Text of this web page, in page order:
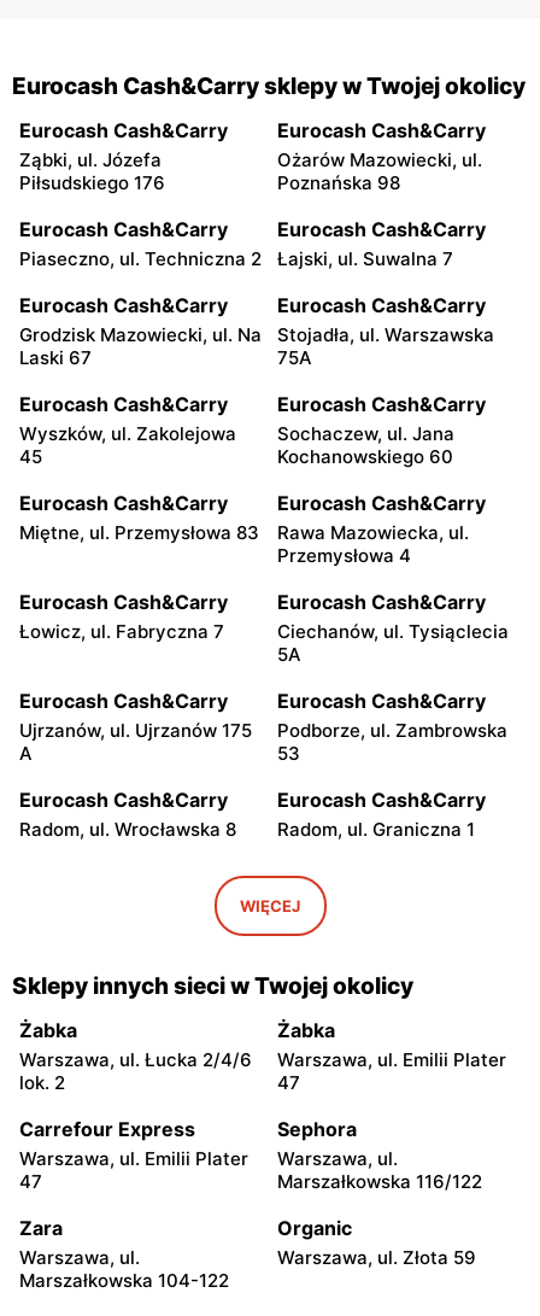
Eurocash Cash&Carry sklepy w Twojej okolicy
Eurocash Cash&Carry
Ząbki, ul. Józefa
Piłsudskiego 176
Eurocash Cash&Carry
Ożarów Mazowiecki, ul.
Poznańska 98
Eurocash Cash&Carry
Piaseczno, ul. Techniczna 2
Eurocash Cash&Carry
Łajski, ul. Suwalna 7
Eurocash Cash&Carry
Grodzisk Mazowiecki, ul. Na
Laski 67
Eurocash Cash&Carry
Stojadła, ul. Warszawska
75A
Eurocash Cash&Carry
Wyszków, ul. Zakolejowa
45
Eurocash Cash&Carry
Sochaczew, ul. Jana
Kochanowskiego 60
Eurocash Cash&Carry
Miętne, ul. Przemysłowa 83
Eurocash Cash&Carry
Rawa Mazowiecka, ul.
Przemysłowa 4
Eurocash Cash&Carry
Łowicz, ul. Fabryczna 7
Eurocash Cash&Carry
Ciechanów, ul. Tysiąclecia
5A
Eurocash Cash&Carry
Ujrzanów, ul. Ujrzanów 175
A
Eurocash Cash&Carry
Podborze, ul. Zambrowska
53
Eurocash Cash&Carry
Radom, ul. Wrocławska 8
Eurocash Cash&Carry
Radom, ul. Graniczna 1
Eurocash Cash&Carry
Ryki, ul. Przemysłowa 8
Eurocash Cash&Carry
Płock, ul. Kostrogaj 21
Łuków, ul. Farfak 2
Tomaszów Mazowiecki, ul.
Wysoka 11-17
Eurocash Cash&Carry
Ławy, ul. Przemysłowa 32
Eurocash Cash&Carry
Opoczno, ul. Inowłodzka 36
Eurocash Cash&Carry
Mława, ul. Gdyńska 18
Eurocash Cash&Carry
Sierpc, ul. Górzewo 25
Puławy, ul. Składowa 4 Kutno, ul. Zielarska 5
Eurocash Cash&Carry
WIĘCEJ
Sklepy innych sieci w Twojej okolicy
Żabka
Warszawa, ul. Łucka 2/4/6
lok. 2
Żabka
Warszawa, ul. Emilii Plater
47
Carrefour Express
Warszawa, ul. Emilii Plater
47
Sephora
Warszawa, ul.
Marszałkowska 116/122
Zara
Warszawa, ul.
Marszałkowska 104-122
Organic
Warszawa, ul. Złota 59